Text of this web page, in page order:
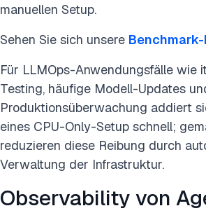
manuellen Setup.
Sehen Sie sich unsere
Für LLMOps-Anwendungsfälle wie
Testing, häufige Modell-Updates
Produktionsüberwachung addiert
eines CPU-Only-Setup schnell;
reduzieren diese Reibung durch
Verwaltung der Infrastruktur.
Observability von